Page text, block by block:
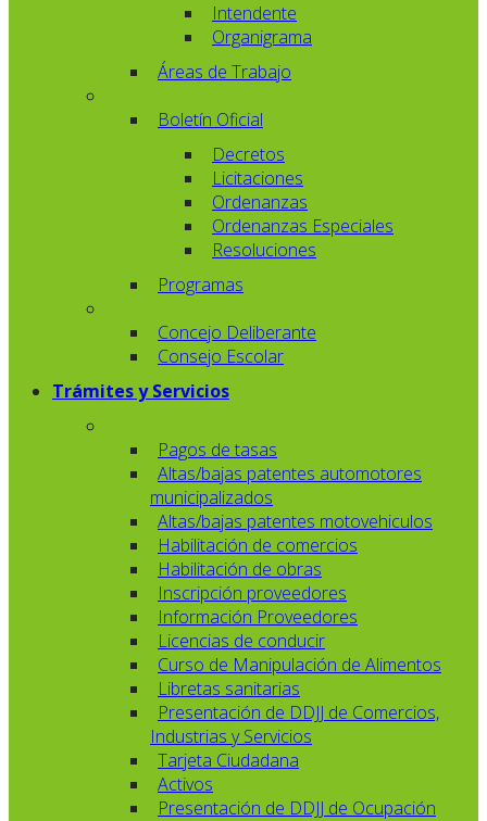
Intendente
Organigrama
Áreas de Trabajo
Boletín Oficial
Decretos
Licitaciones
Ordenanzas
Ordenanzas Especiales
Resoluciones
Programas
Concejo Deliberante
Consejo Escolar
Trámites y Servicios
Pagos de tasas
Altas/bajas patentes automotores
municipalizados
Altas/bajas patentes motovehiculos
Habilitación de comercios
Habilitación de obras
Inscripción proveedores
Información Proveedores
Licencias de conducir
Curso de Manipulación de Alimentos
Libretas sanitarias
Presentación de DDJJ de Comercios,
Industrias y Servicios
Tarjeta Ciudadana
Activos
Presentación de DDJJ de Ocupación